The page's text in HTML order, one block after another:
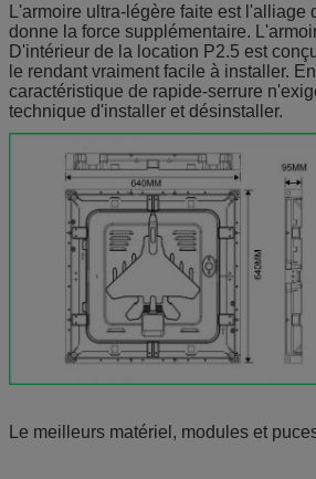
L'armoire ultra-légère faite est l'alliage
donne la force supplémentaire.
D'intérieur de la location P2.5 est
le rendant vraiment facile à installer.
caractéristique de rapide-serrure
technique d'installer et désinstaller.
Le meilleurs matériel, modules et